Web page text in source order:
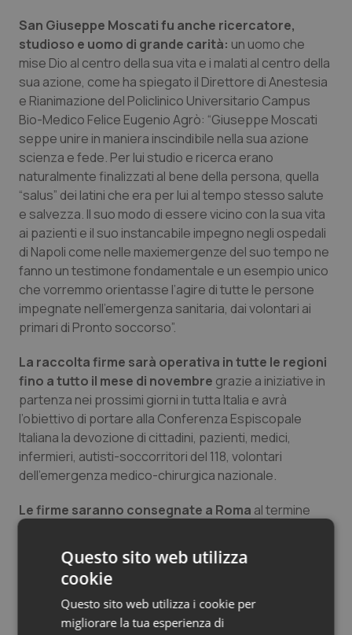
Psoriasi & pelle
Quotidiano Cardiologia
Quotidiano Chirurgia
Quotidiano Oncologia
Quotidiano Pediatria
Rene & patologie urogenitali
Salute orale & impianti
Tiroide
Tumore al seno
Tumore ovarico
Tumori del Polmone & Testa Collo
Tumori gastrointestinali
Ulcera & Reflusso
Vaccini
San Giuseppe Moscati fu anche ricercatore,
studioso e uomo di grande carità: un uomo che
mise Dio al centro della sua vita e i malati al centro della
sua azione, come ha spiegato il Direttore di Anestesia
e Rianimazione del Policlinico Universitario Campus
Bio-Medico Felice Eugenio Agrò: “Giuseppe Moscati
seppe unire in maniera inscindibile nella sua azione
scienza e fede. Per lui studio e ricerca erano
naturalmente finalizzati al bene della persona, quella
“salus” dei latini che era per lui al tempo stesso salute
e salvezza. Il suo modo di essere vicino con la sua vita
ai pazienti e il suo instancabile impegno negli ospedali
di Napoli come nelle maxiemergenze del suo tempo ne
fanno un testimone fondamentale e un esempio unico
che vorremmo orientasse l’agire di tutte le persone
impegnate nell’emergenza sanitaria, dai volontari ai
primari di Pronto soccorso”.
La raccolta firme sarà operativa in tutte le regioni
fino a tutto il mese di novembre grazie a iniziative in
partenza nei prossimi giorni in tutta Italia e avrà
l’obiettivo di portare alla Conferenza Espiscopale
Italiana la devozione di cittadini, pazienti, medici,
infermieri, autisti-soccorritori del 118, volontari
dell’emergenza medico-chirurgica nazionale.
Le firme saranno consegnate a Roma al termine
presentata una relazione contenente le motivazioni
della richiesta.
L’avvio della petizione per San Giuseppe Moscati
patrono del 118e dell’emergenza sanitaria cade alla
Questo sito web utilizza
cookie
Questo sito web utilizza i cookie per
migliorare la tua esperienza di